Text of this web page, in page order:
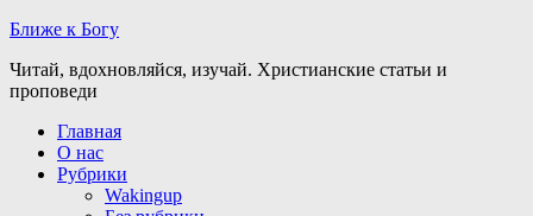
Ближе к Богу
Читай, вдохновляйся, изучай. Христианские статьи и
проповеди
Главная
О нас
Рубрики
Wakingup